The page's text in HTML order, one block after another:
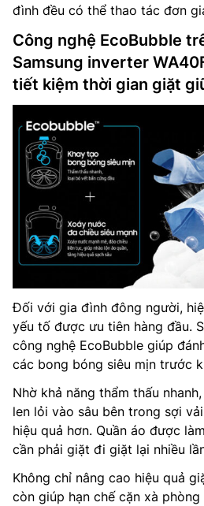
đình đều có thể thao tác đơn
Công nghệ EcoBubble
Samsung inverter
tiết kiệm thời gian giặt
Đối với gia đình đông người,
yếu tố được ưu tiên hàng đầu.
công nghệ EcoBubble giúp
các bong bóng siêu mịn trước
Nhờ khả năng thẩm thấu
len lỏi vào sâu bên trong sợi
hiệu quả hơn. Quần áo được
cần phải giặt đi giặt lại nhiều
Không chỉ nâng cao hiệu quả
còn giúp hạn chế cặn xà